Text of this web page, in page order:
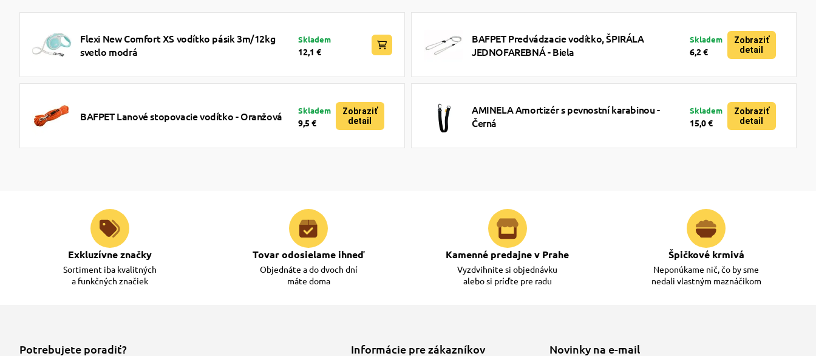
Flexi New Comfort XS vodítko pásik 3m/12kg
svetlo modrá
Skladem
12,1 €
BAFPET Predvádzacie vodítko, ŠPIRÁLA
JEDNOFAREBNÁ - Biela
Skladem
6,2 €
Zobraziť
detail
BAFPET Lanové stopovacie vodítko - Oranžová Skladem
9,5 €
Zobraziť
detail
AMINELA Amortizér s pevnostní karabinou -
Černá
Skladem
15,0 €
Zobraziť
detail
Exkluzívne značky
Sortiment iba kvalitných
a funkčných značiek
Tovar odosielame ihneď
Objednáte a do dvoch dní
máte doma
Kamenné predajne v Prahe
Vyzdvihnite si objednávku
alebo si príďte pre radu
Špičkové krmivá
Neponúkame nič, čo by sme
nedali vlastným maznáčikom
Potrebujete poradiť? Informácie pre zákazníkov Novinky na e-mail